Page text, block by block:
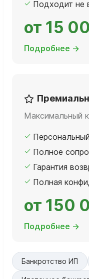
Подходит не
от 15
Подробнее →
Максимальный
Полное
Гарантия
Полная
от 150
Подробнее →
Банкротство ИП